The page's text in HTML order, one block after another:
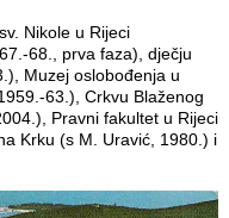
Nikole u Rijeci
68., prva faza), dječju
Muzej oslobođenja u
63.), Crkvu Blaženog
Pravni fakultet u Rijeci
Krku (s M. Uravić, 1980.) i